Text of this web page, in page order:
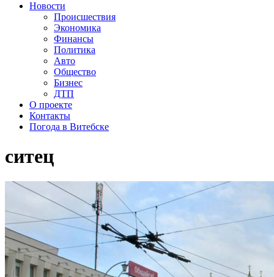
Новости
Происшествия
Экономика
Финансы
Политика
Авто
Общество
Бизнес
ДТП
О проекте
Контакты
Погода в Витебске
ситец